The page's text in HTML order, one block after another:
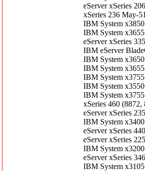
eServer xSeries
xSeries 236 May-
IBM System
IBM System
eServer xSeries
IBM eServer
IBM System
IBM System
IBM System
IBM System
IBM System
xSeries 460
eServer xSeries
IBM System
eServer xSeries
eServer xSeries
IBM System
eServer xSeries
IBM System